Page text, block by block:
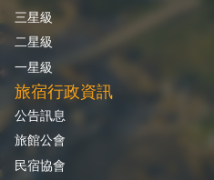
三星級
二星級
一星級
旅宿行政資訊
公告訊息
旅館公會
民宿協會